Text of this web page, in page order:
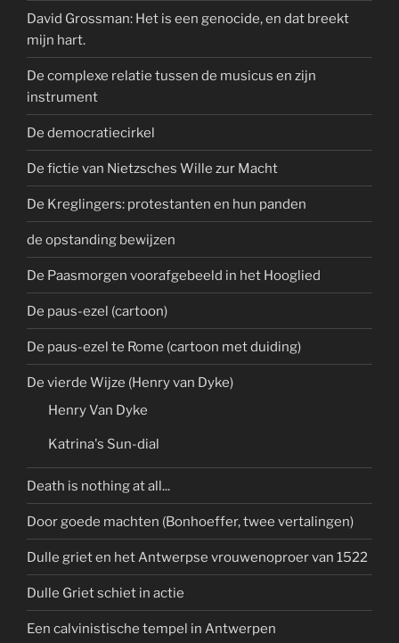
David Grossman: Het is een genocide, en dat breekt
mijn hart.
De complexe relatie tussen de musicus en zijn
instrument
De democratiecirkel
De fictie van Nietzsches Wille zur Macht
De Kreglingers: protestanten en hun panden
de opstanding bewijzen
De Paasmorgen voorafgebeeld in het Hooglied
De paus-ezel (cartoon)
De paus-ezel te Rome (cartoon met duiding)
De vierde Wijze (Henry van Dyke)
Henry Van Dyke
Katrina's Sun-dial
Death is nothing at all...
Door goede machten (Bonhoeffer, twee vertalingen)
Dulle griet en het Antwerpse vrouwenoproer van 1522
Dulle Griet schiet in actie
Een calvinistische tempel in Antwerpen